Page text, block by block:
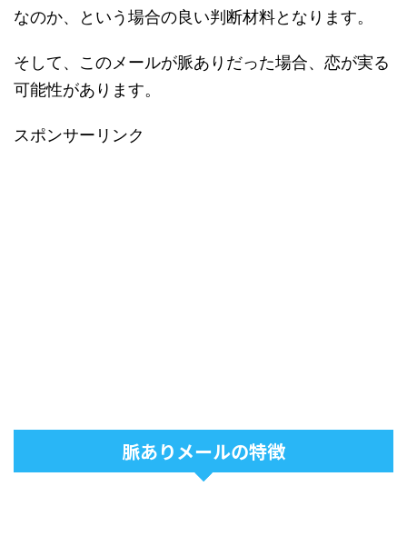
なのか、という場合の良い判断材料となります。
そして、このメールが脈ありだった場合、恋が実る
可能性があります。
スポンサーリンク
脈ありメールの特徴